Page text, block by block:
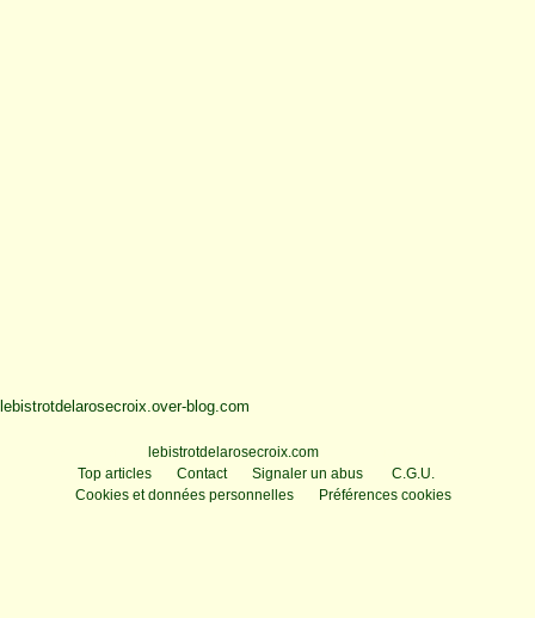
lebistrotdelarosecroix.over-blog.com
lebistrotdelarosecroix.com
Top articles
Contact Signaler un abus
C.G.U.
Cookies et données personnelles
Préférences cookies